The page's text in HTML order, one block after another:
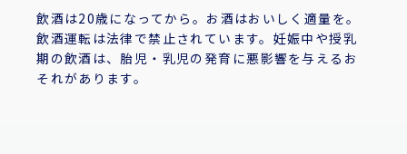
飲酒は20歳になってから。お酒はおいしく適量を。
飲酒運転は法律で禁止されています。妊娠中や授乳
期の飲酒は、胎児・乳児の発育に悪影響を与えるお
それがあります。